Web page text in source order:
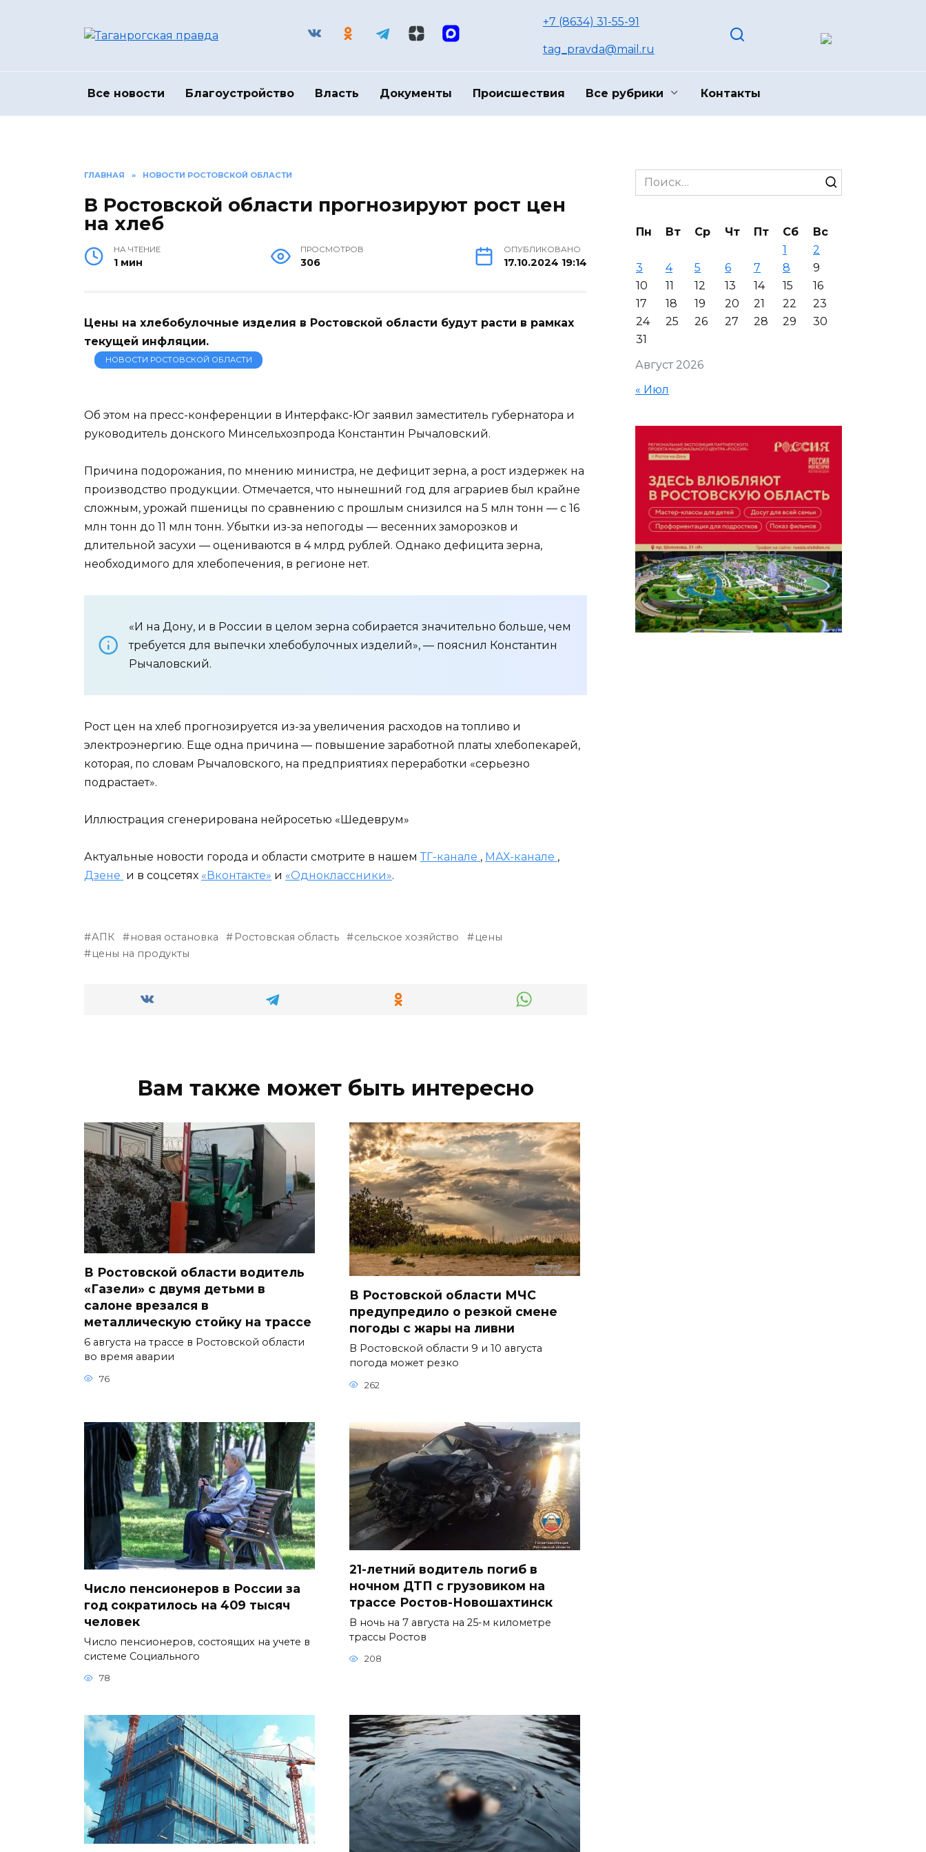
+7 (8634) 31-55-91
tag_pravda@mail.ru
Все новости Благоустройство Власть Документы Происшествия Все рубрики Контакты
ГЛАВНАЯ » НОВОСТИ РОСТОВСКОЙ ОБЛАСТИ
В Ростовской области прогнозируют рост цен
на хлеб
НА ЧТЕНИЕ
1 мин
ПРОСМОТРОВ
306
ОПУБЛИКОВАНО
17.10.2024 19:14
Цены на хлебобулочные изделия в Ростовской области будут расти в рамках
текущей инфляции.
НОВОСТИ РОСТОВСКОЙ ОБЛАСТИ
Об этом на пресс-конференции в Интерфакс-Юг заявил заместитель губернатора и
руководитель донского Минсельхозпрода Константин Рычаловский.
Причина подорожания, по мнению министра, не дефицит зерна, а рост издержек на
производство продукции. Отмечается, что нынешний год для аграриев был крайне
сложным, урожай пшеницы по сравнению с прошлым снизился на 5 млн тонн — с 16
млн тонн до 11 млн тонн. Убытки из-за непогоды — весенних заморозков и
длительной засухи — оцениваются в 4 млрд рублей. Однако дефицита зерна,
необходимого для хлебопечения, в регионе нет.
«И на Дону, и в России в целом зерна собирается значительно больше, чем
требуется для выпечки хлебобулочных изделий», — пояснил Константин
Рычаловский.
Рост цен на хлеб прогнозируется из-за увеличения расходов на топливо и
электроэнергию. Еще одна причина — повышение заработной платы хлебопекарей,
которая, по словам Рычаловского, на предприятиях переработки «серьезно
подрастает».
Иллюстрация сгенерирована нейросетью «Шедеврум»
Актуальные новости города и области смотрите в нашем ТГ-канале , МАХ-канале ,
Дзене и в соцсетях «Вконтакте» и «Одноклассники».
АПК новая остановка Ростовская область сельское хозяйство
цены
цены на продукты
Вам также может быть интересно
В Ростовской области водитель
«Газели» с двумя детьми в
салоне врезался в
металлическую стойку на трассе
6 августа на трассе в Ростовской области
во время аварии
76
В Ростовской области МЧС
предупредило о резкой смене
погоды с жары на ливни
В Ростовской области 9 и 10 августа
погода может резко
262
Число пенсионеров в России за
год сократилось на 409 тысяч
человек
Число пенсионеров, состоящих на учете в
системе Социального
78
21-летний водитель погиб в
ночном ДТП с грузовиком на
трассе Ростов-Новошахтинск
В ночь на 7 августа на 25-м километре
трассы Ростов
208
Search
for:
Август 2026
Пн Вт Ср Чт Пт Сб
Вс
1
2
3
4 5 6 7 8
9
10
11 12 13 14 15
16
17
18 19 20 21 22
23
24
25 26 27 28 29
30
31
« Июл